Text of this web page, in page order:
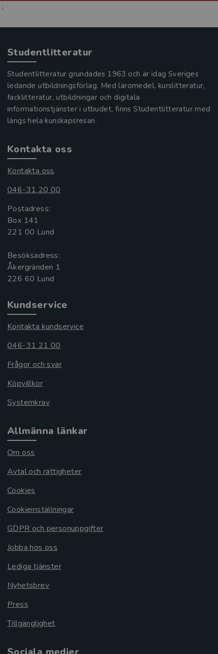
;
Studentlitteratur
Studentlitteratur grundades 1963 och är idag Sveriges
ledande utbildningsförlag. Med läromedel, kurslitteratur,
facklitteratur, utbildningar och digitala
informationstjänster i utbudet, finns Studentlitteratur med
längs hela kunskapsresan.
Kontakta oss
Kontakta oss
046-31 20 00
Postadress:
Box 141
221 00 Lund
Besöksadress:
Åkergränden 1
Kundservice
Kontakta kundservice
046-31 21 00
Frågor och svar
Köpvillkor
Systemkrav
Allmänna länkar
Om oss
Avtal och rättigheter
Cookies
Cookieinställningar
GDPR och personuppgifter
Jobba hos oss
Lediga tjänster
Nyhetsbrev
Press
Tillgänglighet